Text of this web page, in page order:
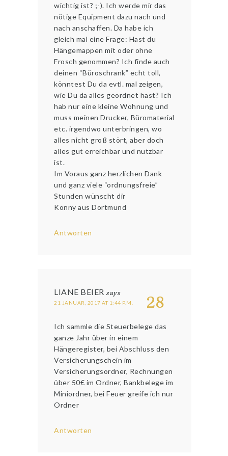
wichtig ist? ;-). Ich werde mir das
nötige Equipment dazu nach und
nach anschaffen. Da habe ich
gleich mal eine Frage: Hast du
Hängemappen mit oder ohne
Frosch genommen? Ich finde auch
deinen “Büroschrank” echt toll,
könntest Du da evtl. mal zeigen,
wie Du da alles geordnet hast? Ich
hab nur eine kleine Wohnung und
muss meinen Drucker, Büromaterial
etc. irgendwo unterbringen, wo
alles nicht groß stört, aber doch
alles gut erreichbar und nutzbar
ist.
Im Voraus ganz herzlichen Dank
und ganz viele “ordnungsfreie”
Stunden wünscht dir
Konny aus Dortmund
Antworten
28
LIANE BEIER says
21 JANUAR, 2017 AT 1:44 P.M.
Ich sammle die Steuerbelege das
ganze Jahr über in einem
Hängeregister, bei Abschluss den
Versicherungschein im
Versicherungsordner, Rechnungen
über 50€ im Ordner, Bankbelege im
Miniordner, bei Feuer greife ich nur
Ordner
Antworten